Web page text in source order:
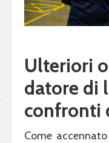
Ulteriori
datore di
confronti
Come